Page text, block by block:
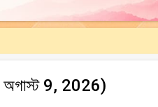
অগাস্ট 9, 2026)